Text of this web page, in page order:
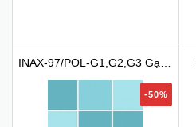
INAX-97/POL-G1,G2,G3 Gạch
-50%